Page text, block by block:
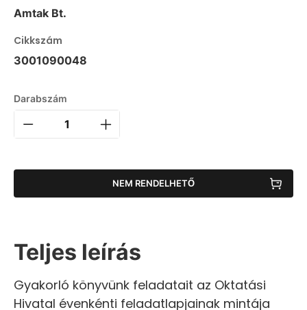
Amtak Bt.
Cikkszám
3001090048
Darabszám
NEM RENDELHETŐ
Teljes leírás
Gyakorló könyvünk feladatait az Oktatási
Hivatal évenkénti feladatlapjainak mintája